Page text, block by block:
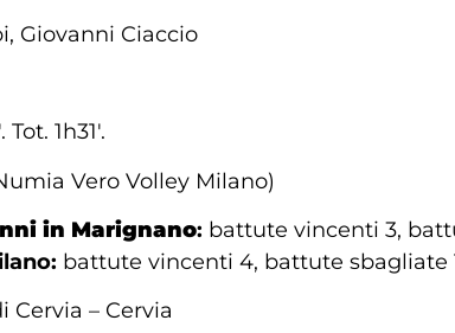
Giovanni Ciaccio
Tot. 1h31′.
Vero Volley Milano)
in Marignano: battute vincenti 3,
battute vincenti 4, battute sbagliate
Cervia – Cervia